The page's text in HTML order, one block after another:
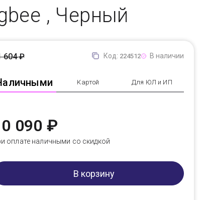
, Черный
Код: 224512 В наличии
Картой Для ЮЛ и ИП
604 ₽
090 ₽
оплате наличными со скидкой
В корзину